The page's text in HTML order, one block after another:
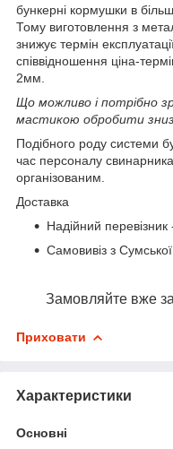
бункерні кормушки в
Тому виготовлення з
знижує термін
співвідношення ціна-
2мм.
Що можливо і потрібно
мастикою обробити
Подібного роду системи
час персоналу
організованим.
Доставка
Надійний
Самовивіз з
Замовляйте вже
Приховати
Характеристики
Основні